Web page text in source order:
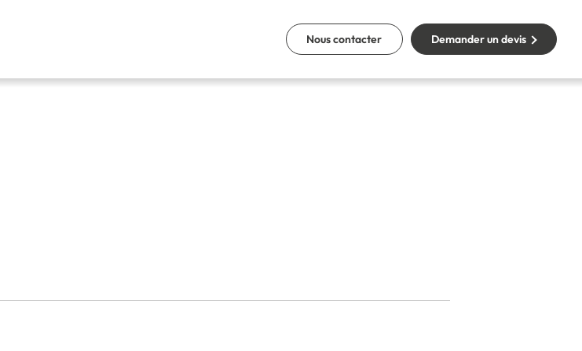
Nous contacter Demander un devis